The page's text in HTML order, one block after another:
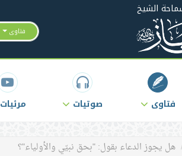
الشيخ
فتاوى
فتاوى صوتيات مرئيات
هل يجوز الدعاء بقول: "بحق نبيّي والأولياء"؟